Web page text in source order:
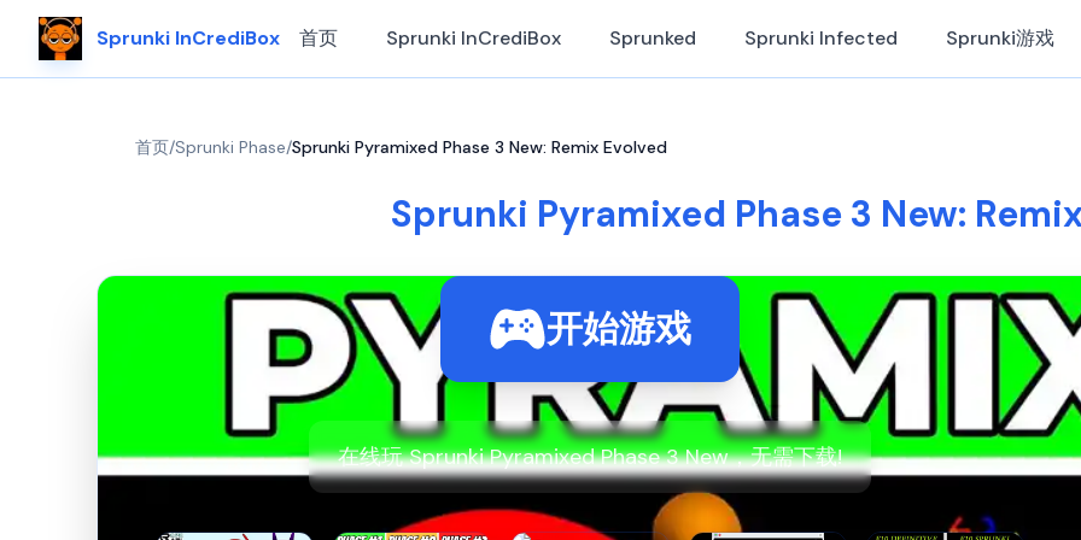
Sprunki InCrediBox 首页 Sprunki InCrediBox Sprunked Sprunki Infected Sprunki游戏
首页/Sprunki Phase/Sprunki Pyramixed Phase 3 New: Remix Evolved
Sprunki Pyramixed Phase 3 New:
开始游戏
在线玩 Sprunki Pyramixed Phase 3 New，无需下载!